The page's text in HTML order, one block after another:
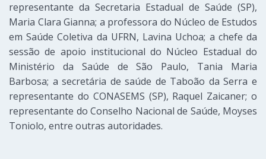
representante da Secretaria Estadual de Saúde (SP),
Maria Clara Gianna; a professora do Núcleo de Estudos
em Saúde Coletiva da UFRN, Lavina Uchoa; a chefe da
sessão de apoio institucional do Núcleo Estadual do
Ministério da Saúde de São Paulo, Tania Maria
Barbosa; a secretária de saúde de Taboão da Serra e
representante do CONASEMS (SP), Raquel Zaicaner; o
representante do Conselho Nacional de Saúde, Moyses
Toniolo, entre outras autoridades.